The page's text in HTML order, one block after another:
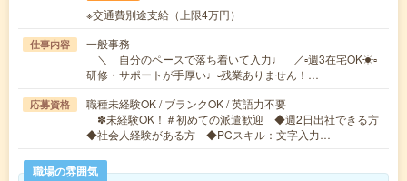
※交通費別途支給（上限4万円）
仕事内容
一般事務
＼ 自分のペースで落ち着いて入力♩ ／▫週3在宅OK☀▫
研修・サポートが手厚い♩▫残業ありません！…
応募資格
職種未経験OK / ブランクOK / 英語力不要
✽未経験OK！＃初めての派遣歓迎 ◆週2日出社できる方
◆社会人経験がある方 ◆PCスキル：文字入力…
職場の雰囲気